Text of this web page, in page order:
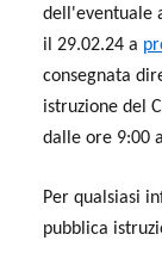
dell'eventuale
il 29.02.24 a
consegnata
istruzione del
dalle ore 9:00
Per qualsiasi
pubblica